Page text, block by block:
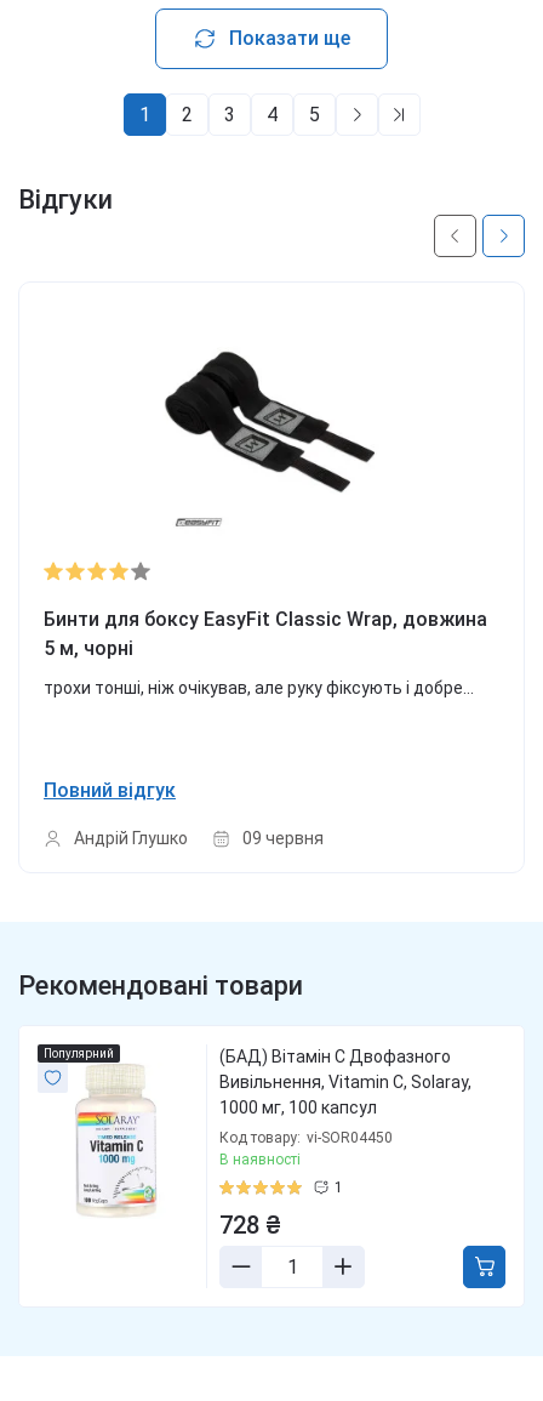
Показати ще
1 2 3 4 5
Відгуки
Бинти для боксу EasyFit Classic Wrap, довжина
5 м, чорні
трохи тонші, ніж очікував, але руку фіксують і добре...
Повний відгук
Андрій Глушко 09 червня
Рекомендовані товари
Популярний
(БАД) Вітамін С Двофазного
Вивільнення, Vitamin C, Solaray,
1000 мг, 100 капсул
Код товару: vi-SOR04450
В наявності
1
728 ₴